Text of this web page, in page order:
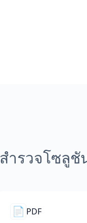
สำรวจโซลูชั
📄 PDF